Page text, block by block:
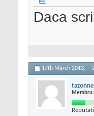
Daca
17th March 2013,
tazonne
Membru